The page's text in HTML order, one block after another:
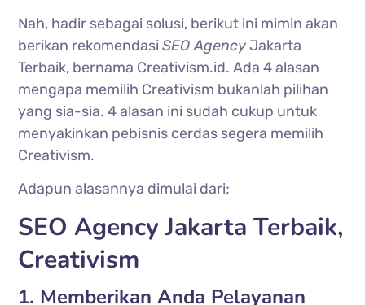
Nah, hadir sebagai solusi, berikut ini mimin akan
berikan rekomendasiSEO AgencyJakarta
Terbaik, bernama Creativism.id. Ada 4 alasan
mengapa memilih Creativism bukanlah pilihan
yang sia-sia. 4 alasan ini sudah cukup untuk
menyakinkan pebisnis cerdas segera memilih
Creativism.
Adapun alasannya dimulai dari;
SEO Agency Jakarta Terbaik,
Creativism
1. Memberikan Anda Pelayanan